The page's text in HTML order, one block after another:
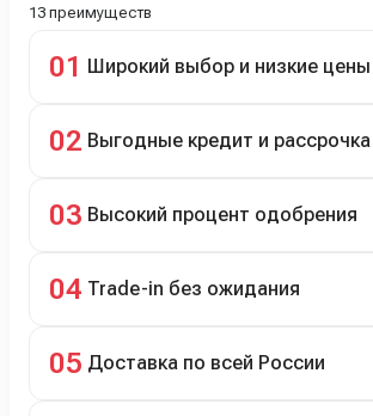
13 преимуществ
01 Широкий выбор и низкие цены
подержанные авто.
02 Выгодные кредит и рассрочка
рассрочка 0% на 2 года при первом
03 Высокий процент одобрения
04 Trade-in без ожидания
05 Доставка по всей России